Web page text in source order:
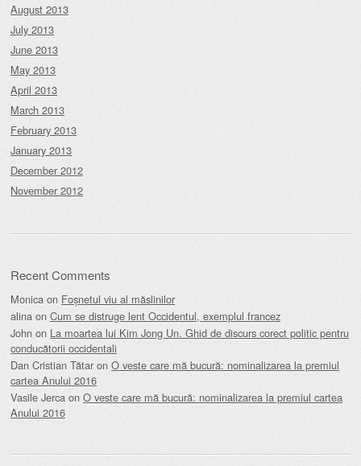
August 2013
July 2013
June 2013
May 2013
April 2013
March 2013
February 2013
January 2013
December 2012
November 2012
Recent Comments
Monica on Foșnetul viu al măslinilor
alina on Cum se distruge lent Occidentul, exemplul francez
John on La moartea lui Kim Jong Un. Ghid de discurs corect politic pentru
conducătorii occidentali
Dan Cristian Tătar on O veste care mă bucură: nominalizarea la premiul
cartea Anului 2016
Vasile Jerca on O veste care mă bucură: nominalizarea la premiul cartea
Anului 2016